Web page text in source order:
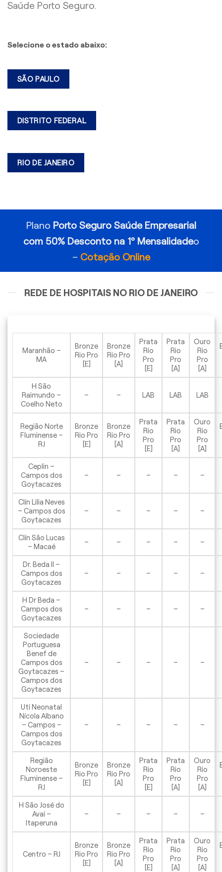
Saúde Porto Seguro.
Selecione o estado abaixo:
SÃO PAULO
DISTRITO FEDERAL
RIO DE JANEIRO
Plano Porto Seguro Saúde Empresarial
com 50% Desconto na 1º Mensalidadeo
– Cotação Online
REDE DE HOSPITAIS NO RIO DE JANEIRO
Maranhão –
MA
Bronze
Rio Pro
[E]
Bronze
Rio Pro
[A]
Prata
Rio
Pro
[E]
Prata
Rio
Pro
[A]
Ouro
Rio
Pro
[A]
H São
Raimundo –
Coelho Neto
– – LAB LAB LAB
Região Norte
Fluminense –
RJ
Bronze
Rio Pro
[E]
Bronze
Rio Pro
[A]
Prata
Rio
Pro
[E]
Prata
Rio
Pro
[A]
Ouro
Rio
Pro
[A]
Ceplin –
Campos dos
Goytacazes
– – – – –
Clín Lilia Neves
– Campos dos
Goytacazes
– – – – –
Clín São Lucas
– Macaé
– – – – –
Dr. Beda II –
Campos dos
Goytacazes
– – – – –
H Dr Beda –
Campos dos
Goytacazes
– – – – –
Sociedade
Portuguesa
Benef de
Campos dos
Goytacazes –
Campos dos
Goytacazes
– – – – –
Uti Neonatal
Nícola Albano
– Campos –
Campos dos
Goytacazes
– – – – –
Região
Noroeste
Fluminense –
RJ
Bronze
Rio Pro
[E]
Bronze
Rio Pro
[A]
Prata
Rio
Pro
[E]
Prata
Rio
Pro
[A]
Ouro
Rio
Pro
[A]
H São José do
Avaí –
Itaperuna
– – – – –
Centro – RJ
Bronze
Rio Pro
[E]
Bronze
Rio Pro
[A]
Prata
Rio
Pro
[E]
Prata
Rio
Pro
[A]
Ouro
Rio
Pro
[A]